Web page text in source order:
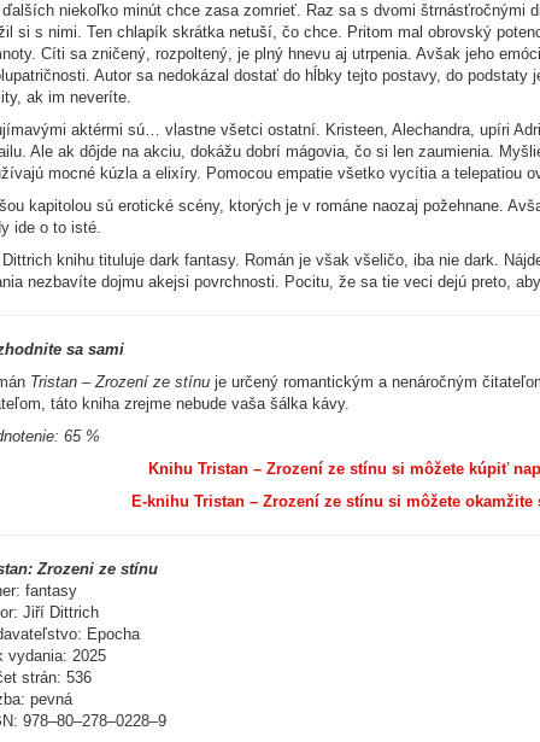
niekoľko minút chce zasa zomrieť. Raz sa s dvomi štrnásťročnými
si s nimi. Ten chlapík skrátka netuší, čo chce. Pritom mal obrovský
Cíti sa zničený, rozpoltený, je plný hnevu aj utrpenia. Avšak jeho
Autor sa nedokázal dostať do hĺbky tejto postavy, do
ak im neveríte.
aktérmi sú… vlastne všetci ostatní. Kristeen, Alechandra, upíri
Ale ak dôjde na akciu, dokážu dobrí mágovia, čo si len zaumienia.
mocné kúzla a elixíry. Pomocou empatie všetko vycítia a telepatiou
kapitolou sú erotické scény, ktorých je v románe naozaj požehnane.
ide o to isté.
knihu tituluje dark fantasy. Román je však všeličo, iba nie dark.
nezbavíte dojmu akejsi povrchnosti. Pocitu, že sa tie veci dejú preto,
sa sami
Tristan – Zrození ze stínu je určený romantickým a nenáročným
táto kniha zrejme nebude vaša šálka kávy.
65 %
Knihu Tristan – Zrození ze stínu si môžete kúpiť
E-knihu Tristan – Zrození ze stínu si môžete
Zrozeni ze stínu
fantasy
Jiří Dittrich
Epocha
vydania: 2025
strán: 536
pevná
978–80–278–0228–9